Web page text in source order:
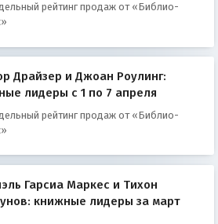
рейтинг продаж от «Библио-
Драйзер и Джоан Роулинг:
лидеры с 1 по 7 апреля
рейтинг продаж от «Библио-
Гарсиа Маркес и Тихон
книжные лидеры за март